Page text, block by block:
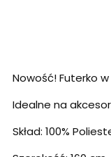
Nowość! Futerko
Idealne na
Skład: 100%